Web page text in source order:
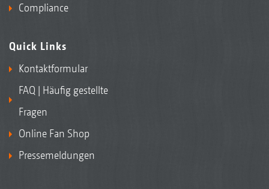
Compliance
Quick Links
Kontaktformular
FAQ | Häufig gestellte
Fragen
Online Fan Shop
Pressemeldungen